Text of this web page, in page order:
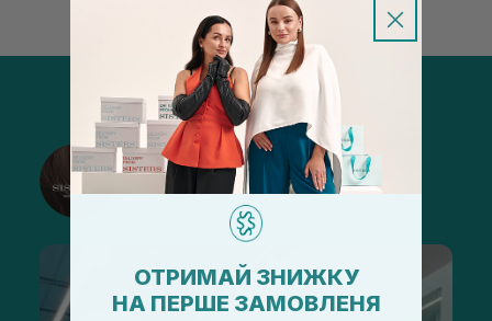
@sisters_stelmakh в Instagram
Підписатися
ОТРИМАЙ ЗНИЖКУ
НА ПЕРШЕ ЗАМОВЛЕНЯ